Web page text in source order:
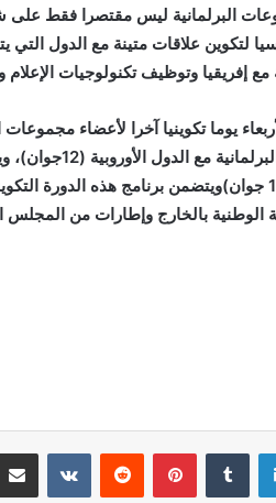
البرلمانية ليس مقتصرا فقط على
لتكوين علاقات متينة مع الدول التي
إفريقيا وتوظيف تكنولوجيات الإعلام
يوما تكوينيا آخرا لأعضاء مجموعات
والآسيوية ثم لأعضاء
الصداقة البرلمانية مع دول الأمريكيتين (15 جوان)ويتضمن
الوطنية بالخارج وإطارات من
لينكدإن بينتيريست